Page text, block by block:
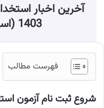
آخرین اخبار
1403 (استخدام جدید)
فهرست مطالب
شروع ثبت نام آزمون